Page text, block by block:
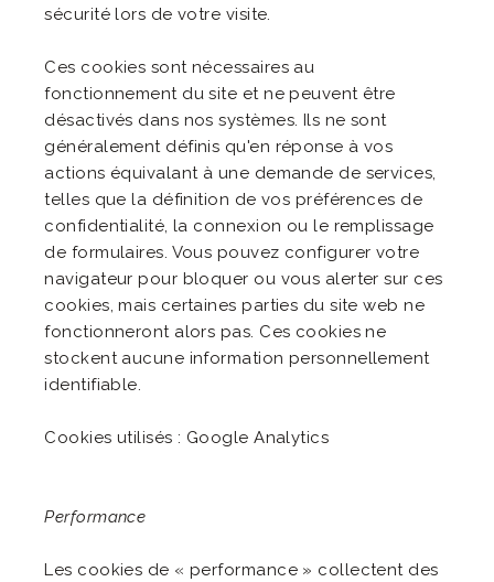
sécurité lors de votre visite.
Ces cookies sont nécessaires au
fonctionnement du site et ne peuvent être
désactivés dans nos systèmes. Ils ne sont
généralement définis qu'en réponse à vos
actions équivalant à une demande de services,
telles que la définition de vos préférences de
confidentialité, la connexion ou le remplissage
de formulaires. Vous pouvez configurer votre
navigateur pour bloquer ou vous alerter sur ces
cookies, mais certaines parties du site web ne
fonctionneront alors pas. Ces cookies ne
stockent aucune information personnellement
identifiable.
Cookies utilisés : Google Analytics
Performance
Les cookies de « performance » collectent des